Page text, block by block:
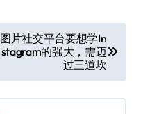
图片社交平台要想学In
stagram的强大，需迈
过三道坎